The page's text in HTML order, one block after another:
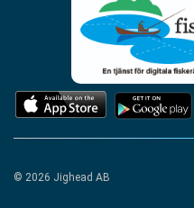
© 2026 Jighead AB